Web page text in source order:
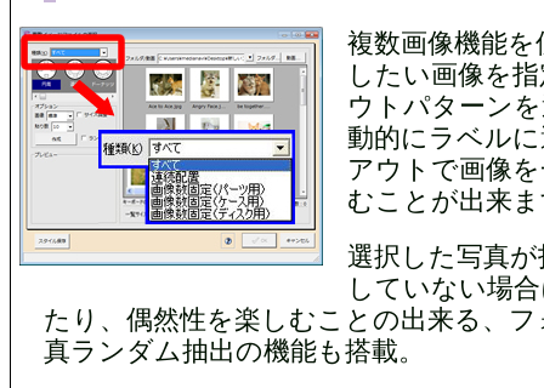
複数画像機能
したい画像を
ウトパターン
動的にラベル
アウトで画像
むことが出来
選択した写真
していない場
たり、偶然性を楽しむことの出来る、
真ランダム抽出の機能も搭載。